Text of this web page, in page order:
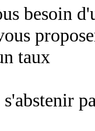
besoin
taux
s'abstenir